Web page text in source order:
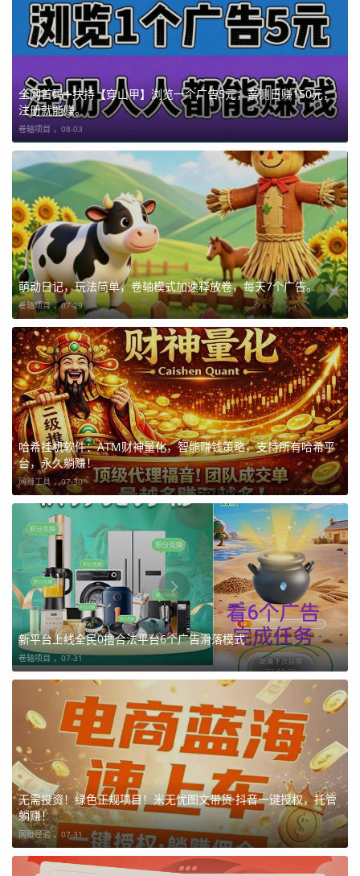
全网首码➕扶持【穿山甲】浏览一个广告5元，亲测日赚150元，
注册就能赚。
卷轴项目 ， 08-03
萌动日记，玩法简单，卷轴模式加速释放卷，每天7个广告。
卷轴项目 ，07-29
哈希挂机软件：ATM财神量化，智能赚钱策略，支持所有哈希平
台，永久躺赚！
网赚工具 ，07-30
新平台上线全民0撸合法平台6个广告滑落模式
卷轴项目 ，07-31
无需投资！绿色正规项目！米无忧图文带货·抖音一键授权，托管
躺赚！
网赚经验 ， 07-31